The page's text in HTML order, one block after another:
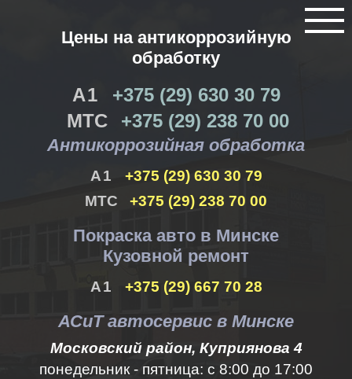
Цены на антикоррозийную
обработку
+375 (29) 630 30 79
+375 (29) 238 70 00
Антикоррозийная обработка
+375 (29) 630 30 79
+375 (29) 238 70 00
Покраска авто в Минске
Кузовной ремонт
+375 (29) 667 70 28
АСиТ автосервис в Минске
Московский район, Куприянова 4
понедельник - пятница: с 8:00 до 17:00